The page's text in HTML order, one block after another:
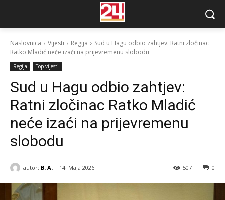
Naslovnica Vijesti Regija
Sud u Hagu odbio zahtjev: Ratni zločinac
Ratko Mladić neće izaći na prijevremenu slobodu
Regija Top vijesti
Sud u Hagu odbio zahtjev:
Ratni zločinac Ratko Mladić
neće izaći na prijevremenu
slobodu
autor: B. A. 14. Maja 2026. 0
507